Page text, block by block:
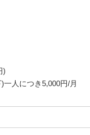
)
一人につき5,000円/月